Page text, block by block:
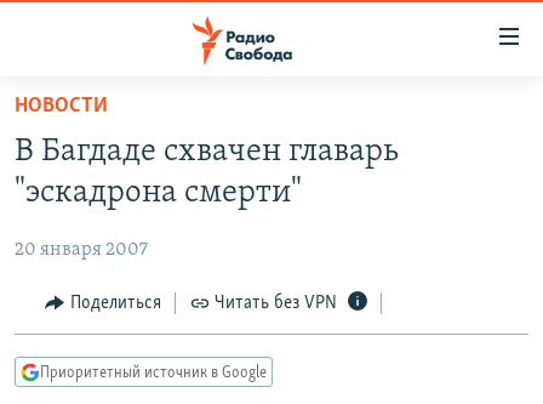
упрощенного
доступа
Вернуться
основному
Вернутся
главной
навигации
ПОДКАСТЫ
АВТОРСКИЕ ПРОЕКТЫ
ЦИТАТЫ СВОБОДЫ
МНЕНИЯ
IDEL.РЕАЛИИ
НОВОСТИ
В Багдаде схвачен главарь
"эскадрона смерти"
20 января 2007
Поделиться Читать без VPN
Приоритетный источник в Google